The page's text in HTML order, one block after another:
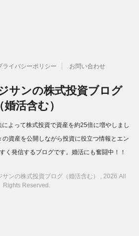
ライバシーポリシー お問い合わせ
サンの株式投資ブログ
（婚活含む）
よって株式投資で資産を約25倍に増やしまし
資産を公開しながら投資に役立つ情報とエン
く発信するブログです。婚活にも奮闘中！！
Rights Reserved.